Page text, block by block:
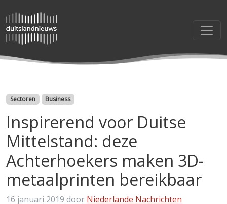
Categorieën
Sectoren Business
Inspirerend voor Duitse
Mittelstand: deze
Achterhoekers maken 3D-
metaalprinten bereikbaar
16 januari 2019 door Niederlande Nachrichten